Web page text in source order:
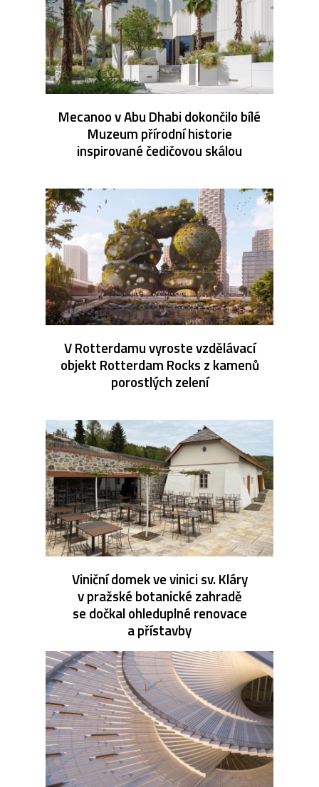
Mecanoo v Abu Dhabi dokončilo bílé
Muzeum přírodní historie
inspirované čedičovou skálou
V Rotterdamu vyroste vzdělávací
objekt Rotterdam Rocks z kamenů
porostlých zelení
Viniční domek ve vinici sv. Kláry
v pražské botanické zahradě
se dočkal ohleduplné renovace
a přístavby